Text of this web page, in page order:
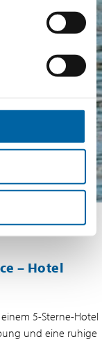
– Hotel
5-Sterne-Hotel
und eine ruhige